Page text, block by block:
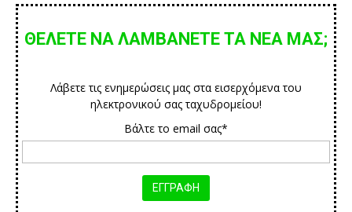
ΘΕΛΕΤΕ ΝΑ ΛΑΜΒΑΝΕΤΕ ΤΑ ΝΕΑ ΜΑΣ;
Λάβετε τις ενημερώσεις μας στα εισερχόμενα του
ηλεκτρονικού σας ταχυδρομείου!
Βάλτε το email σας*